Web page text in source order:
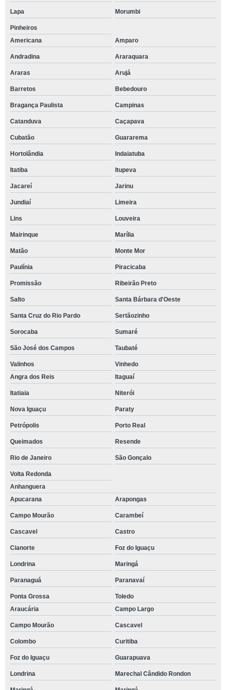
Lapa Morumbi
Pinheiros
Americana
Amparo
Andradina Araraquara
Araras Arujá
Barretos Bebedouro
Bragança Paulista Campinas
Catanduva Caçapava
Cubatão Guararema
Hortolândia Indaiatuba
Itatiba Itupeva
Jacareí Jarinu
Jundiaí Limeira
Lins Louveira
Mairinque Marília
Matão Monte Mor
Paulínia Piracicaba
Promissão Ribeirão Preto
Salto Santa Bárbara d'Oeste
Santa Cruz do Rio Pardo Sertãozinho
Sorocaba Sumaré
São José dos Campos Taubaté
Valinhos
Vinhedo
Angra dos Reis
Itaguaí
Itatiaia Niterói
Nova Iguaçu Paraty
Petrópolis Porto Real
Queimados Resende
Rio de Janeiro São Gonçalo
Volta Redonda
Anhanguera
Apucarana
Arapongas
Campo Mourão Carambeí
Cascavel Castro
Cianorte Foz do Iguaçu
Londrina Maringá
Paranaguá Paranavaí
Ponta Grossa
Toledo
Araucária
Campo Largo
Campo Mourão Cascavel
Colombo Curitiba
Foz do Iguaçu Guarapuava
Londrina Marechal Cândido Rondon